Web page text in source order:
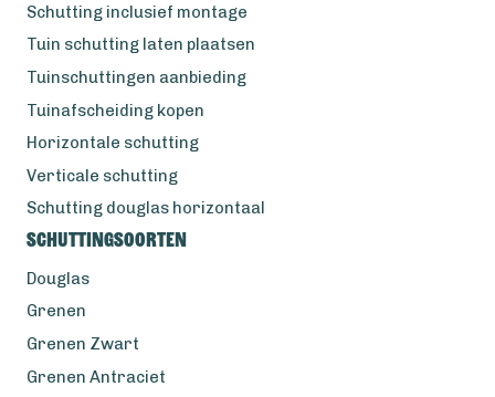
Schutting inclusief montage
Tuin schutting laten plaatsen
Tuinschuttingen aanbieding
Tuinafscheiding kopen
Horizontale schutting
Verticale schutting
Schutting douglas horizontaal
Schuttingsoorten
Douglas
Grenen
Grenen Zwart
Grenen Antraciet